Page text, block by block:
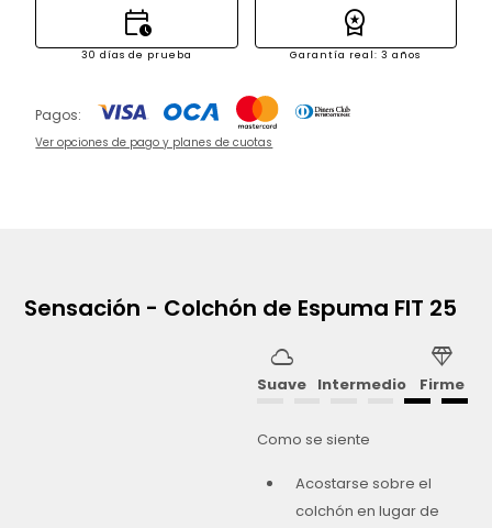
calendar_clock
30 días de prueba
workspace_premium
Garantía real: 3 años
Pagos:
Ver opciones de pago y planes de cuotas
Sensación - Colchón de Espuma FIT 25
cloud
Suave Intermedio
diamond
Firme
Como se siente
Acostarse sobre el
colchón en lugar de